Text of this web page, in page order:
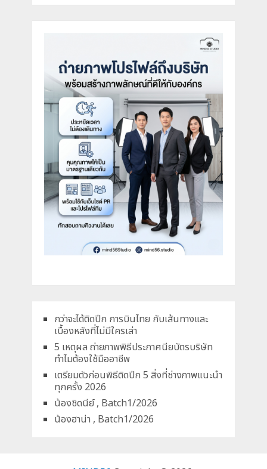
กว่าจะได้ติดปีก การบินไทย กับเส้นทางและ
เบื้องหลังที่ไม่มีใครเล่า
5 เหตุผล ถ่ายภาพพิธีประกาศนียบัตรบริษัท
ทำไมต้องใช้มืออาชีพ
เตรียมตัวก่อนพิธีติดปีก 5 สิ่งที่ช่างภาพแนะนำ
ทุกครั้ง 2026
น้องชิดนีย์ , Batch1/2026
น้องฮาน่า , Batch1/2026